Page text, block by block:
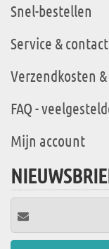
Snel-bestellen
Service & contact
Verzendkosten
FAQ -
Mijn account